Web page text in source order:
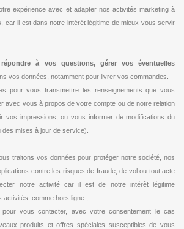
expérience avec et adapter nos activités marketing à
car il est dans notre intérêt légitime de mieux vous servir
à vos questions, gérer vos éventuelles
vos données, notamment pour livrer vos commandes.
pour vous transmettre les renseignements que vous
avec vous à propos de votre compte ou de notre relation
vos impressions, ou vous informer de modifications du
mises à jour de service).
traitons vos données pour protéger notre société, nos
contre les risques de fraude, de vol ou tout acte
notre activité car il est de notre intérêt légitime
activités. comme hors ligne ;
pour vous contacter, avec votre consentement le cas
produits et offres spéciales susceptibles de vous